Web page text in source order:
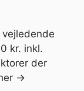
kr. inkl.
der
→